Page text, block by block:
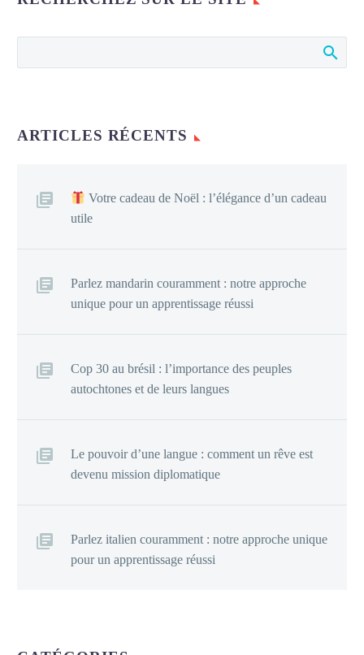
ARTICLES RÉCENTS
Votre cadeau de Noël : l’élégance d’un cadeau
utile
Parlez mandarin couramment : notre approche
unique pour un apprentissage réussi
Cop 30 au brésil : l’importance des peuples
autochtones et de leurs langues
Le pouvoir d’une langue : comment un rêve est
devenu mission diplomatique
Parlez italien couramment : notre approche unique
pour un apprentissage réussi